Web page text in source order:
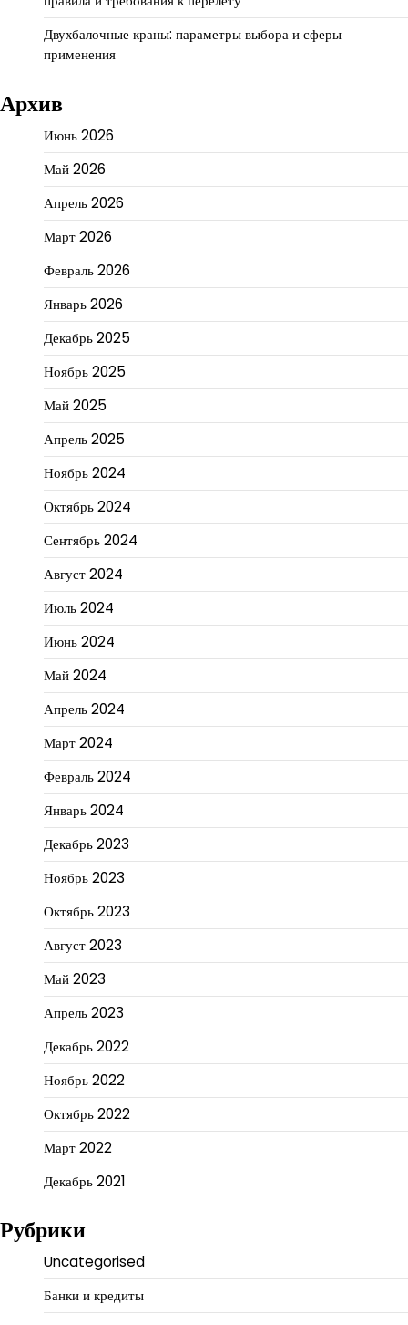
Двухбалочные краны: параметры выбора и сферы
применения
Архив
Июнь 2026
Май 2026
Апрель 2026
Март 2026
Февраль 2026
Январь 2026
Декабрь 2025
Ноябрь 2025
Май 2025
Апрель 2025
Ноябрь 2024
Октябрь 2024
Сентябрь 2024
Август 2024
Июль 2024
Июнь 2024
Май 2024
Апрель 2024
Март 2024
Февраль 2024
Январь 2024
Декабрь 2023
Ноябрь 2023
Октябрь 2023
Август 2023
Май 2023
Апрель 2023
Декабрь 2022
Ноябрь 2022
Октябрь 2022
Март 2022
Декабрь 2021
Рубрики
Uncategorised
Банки и кредиты